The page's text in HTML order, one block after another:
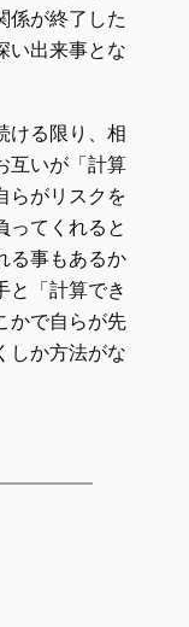
係が終了した
い出来事とな
ける限り、相
互いが「計算
らがリスクを
ってくれると
る事もあるか
と「計算でき
かで自らが先
しか方法がな